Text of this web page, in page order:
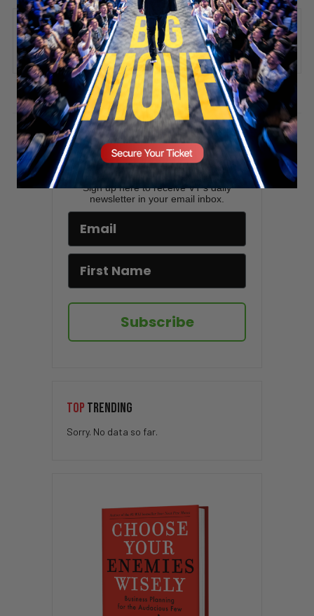
ADD COMMENT
You must belogged into post a comment.
Stay updated!
Sign up here to receive VT's daily
newsletter in your email inbox.
Subscribe
TOP TRENDING
Sorry. No data so far.
SECURE YOUR SEAT